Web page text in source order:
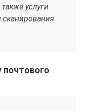
услуги
сканирования
почтового